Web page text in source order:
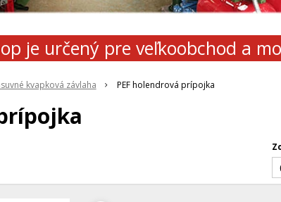
je určený pre veľkoobchod a
kvapková závlaha PEF holendrová prípojka